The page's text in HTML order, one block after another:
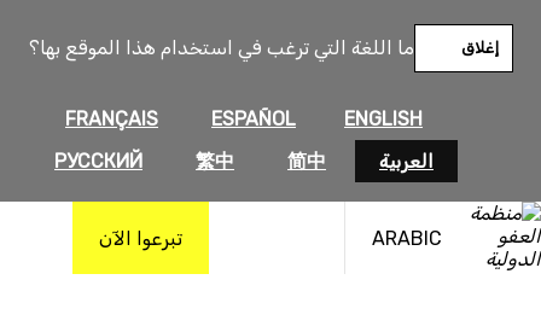
ما اللغة التي ترغب في استخدام هذا الموقع بها؟
ENGLISH
ESPAÑOL
FRANÇAIS
العربية
简中
繁中
РУССКИЙ
إغلاق
ARABIC تبرعوا الآن
المحتوى